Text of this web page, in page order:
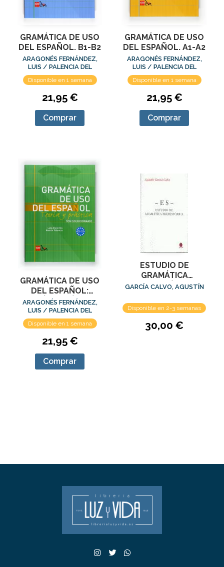
GRAMÁTICA DE USO
DEL ESPAÑOL. B1-B2
ARAGONÉS FERNÁNDEZ,
LUIS / PALENCIA DEL
BURGO, RAMÓN
Disponible en 1 semana
21,95 €
Comprar
GRAMÁTICA DE USO
DEL ESPAÑOL. A1-A2
ARAGONÉS FERNÁNDEZ,
LUIS / PALENCIA DEL
BURGO, RAMÓN
Disponible en 1 semana
21,95 €
Comprar
GRAMÁTICA DE USO
DEL ESPAÑOL:
TEORÍA Y PRÁCTICA
C1-C2
ARAGONÉS FERNÁNDEZ,
LUIS / PALENCIA DEL
BURGO, RAMÓN
Disponible en 1 semana
21,95 €
Comprar
ESTUDIO DE
GRAMÁTICA
PREHISTÓRICA
GARCÍA CALVO, AGUSTÍN
Disponible en 2-3 semanas
30,00 €